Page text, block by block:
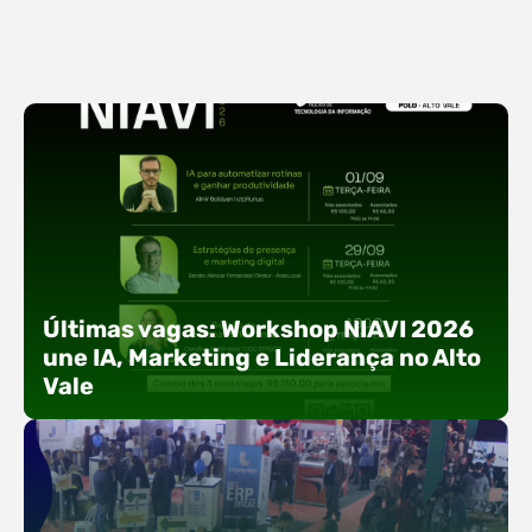
Últimas vagas: Workshop NIAVI 2026
une IA, Marketing e Liderança no Alto
Vale